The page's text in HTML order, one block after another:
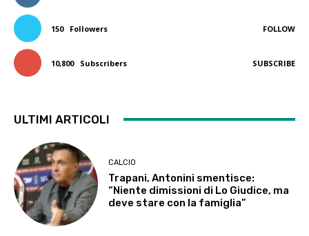
150 Followers FOLLOW
10,800 Subscribers SUBSCRIBE
ULTIMI ARTICOLI
CALCIO
Trapani, Antonini smentisce:
“Niente dimissioni di Lo Giudice, ma
deve stare con la famiglia”